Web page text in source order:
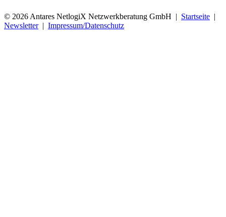
© 2026 Antares NetlogiX Netzwerkberatung GmbH | Startseite |
Newsletter| Impressum/Datenschutz